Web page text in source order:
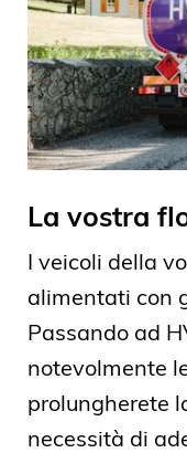
La vostra
I veicoli della
alimentati con
Passando ad
notevolmente
prolungherete
necessità di